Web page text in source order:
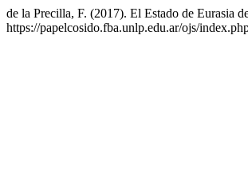
de la Precilla, F. (2017). El Estado de Eurasia
https://papelcosido.fba.unlp.edu.ar/ojs/